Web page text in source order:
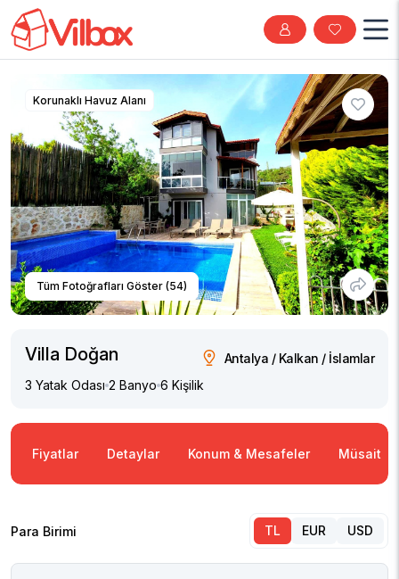
Tüm Fotoğrafları Göster (54)
Korunaklı Havuz Alanı
Villa Doğan
Antalya / Kalkan / İslamlar
3 Yatak Odası 2 Banyo 6 Kişilik
Fiyatlar Detaylar Konum & Mesafeler Müsaitlik
Para Birimi TL EUR USD